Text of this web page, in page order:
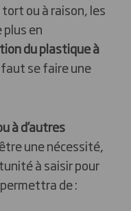
tort ou à raison, les
en
du plastique à
faut se faire une
à d’autres
une nécessité,
à saisir pour
de :